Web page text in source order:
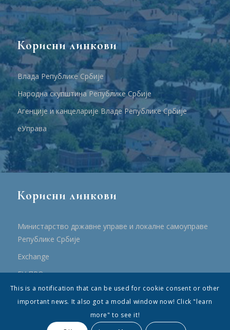
Корисни линкови
Влада Републике Србије
Народна скупштина Републике Србије
Агенције и канцеларије Владе Републике Србије
еУправа
Корисни линкови
Министарство државне управе и локалне самоуправе
Републике Србије
Еxchange
ЕУ ПРО
ПРРР
This is a notification that can be used for cookie consent or other
important news. It also got a modal window now! Click "learn
more" to see it!